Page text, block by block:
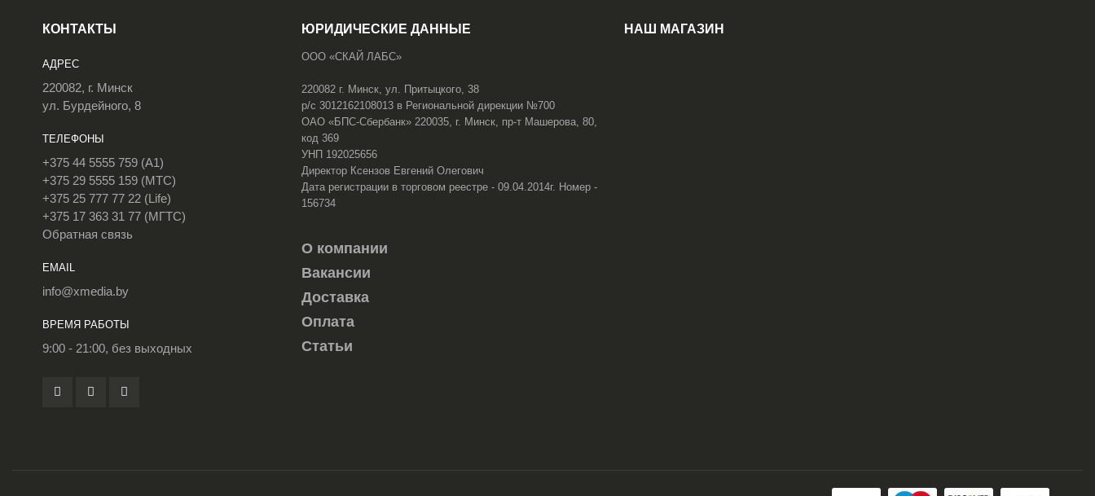
КОНТАКТЫ
АДРЕС
220082, г. Минск
ул. Бурдейного, 8
ТЕЛЕФОНЫ
+375 44 5555 759 (A1)
+375 29 5555 159 (МТС)
+375 25 777 77 22 (Life)
+375 17 363 31 77 (МГТС)
Обратная связь
EMAIL
info@xmedia.by
ВРЕМЯ РАБОТЫ
9:00 - 21:00, без выходных
ЮРИДИЧЕСКИЕ ДАННЫЕ
ООО «СКАЙ ЛАБС»
220082 г. Минск, ул. Притыцкого, 38
р/с 3012162108013 в Региональной дирекции №700
ОАО «БПС-Сбербанк» 220035, г. Минск, пр-т Машерова, 80,
код 369
УНП 192025656
Директор Ксензов Евгений Олегович
Дата регистрации в торговом реестре - 09.04.2014г. Номер -
156734
О компании
Вакансии
Доставка
Оплата
Статьи
НАШ МАГАЗИН